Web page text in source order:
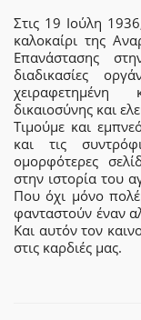
Στις 19 Ιούλη
καλοκαίρι της
Επανάστασης
διαδικασίες
χειραφετημένη
δικαιοσύνης και
Τιμούμε και
και τις
ομορφότερες
στην ιστορία του
Που όχι μόνο
φανταστούν έναν
Και αυτόν τον
στις καρδιές μας.